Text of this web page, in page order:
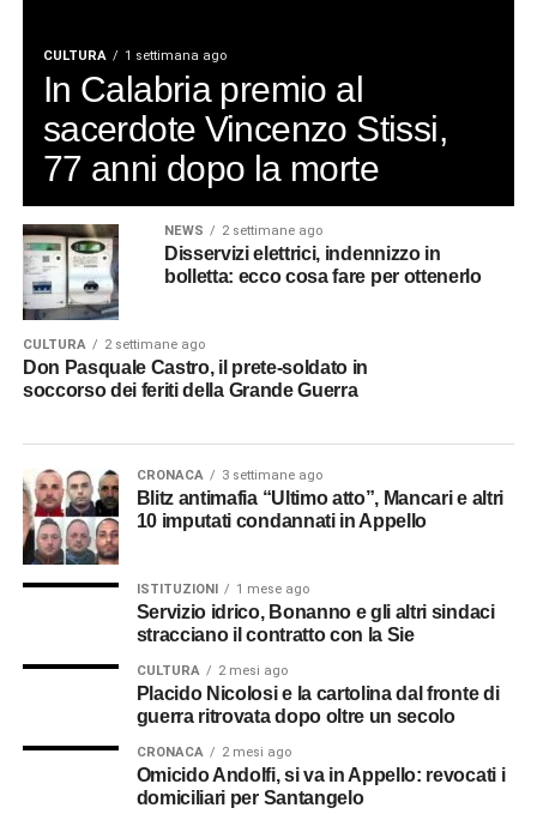
© RIPRODUZIONE RISERVATA
CULTURA 1 settimana ago
In Calabria premio al
sacerdote Vincenzo Stissi,
77 anni dopo la morte
NEWS 2 settimane ago
Disservizi elettrici, indennizzo in
bolletta: ecco cosa fare per ottenerlo
CULTURA 2 settimane ago
Don Pasquale Castro, il prete-soldato in
soccorso dei feriti della Grande Guerra
CRONACA 3 settimane ago
Blitz antimafia “Ultimo atto”, Mancari e altri
10 imputati condannati in Appello
ISTITUZIONI 1 mese ago
Servizio idrico, Bonanno e gli altri sindaci
stracciano il contratto con la Sie
CULTURA 2 mesi ago
Placido Nicolosi e la cartolina dal fronte di
guerra ritrovata dopo oltre un secolo
CRONACA 2 mesi ago
Omicido Andolfi, si va in Appello: revocati i
domiciliari per Santangelo